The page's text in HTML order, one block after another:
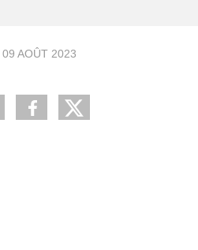
09 AOÛT 2023